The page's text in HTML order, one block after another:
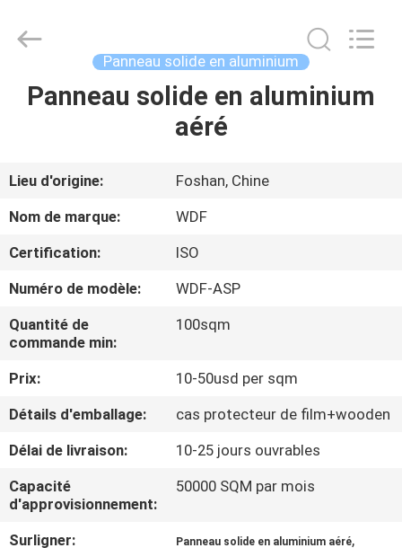
MAISON
AU
SUJET
NOUS
D'USINE
CONTRÔLE
DE
QUALITÉ
Ltd..
Developed
Panneau solide en aluminium
Panneau solide en aluminium
aéré
Lieu d'origine:
Foshan, Chine
Nom de marque:
WDF
Certification:
ISO
Numéro de modèle:
WDF-ASP
Quantité de
commande min:
100sqm
Prix:
10-50usd per sqm
Détails d'emballage:
cas protecteur de film+wooden
Délai de livraison:
10-25 jours ouvrables
Capacité
d'approvisionnement:
50000 SQM par mois
Surligner: Panneau solide en aluminium aéré,